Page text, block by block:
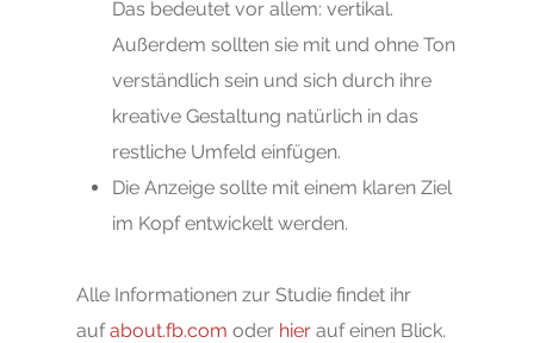
Das bedeutet vor allem: vertikal.
Außerdem sollten sie mit und ohne Ton
verständlich sein und sich durch ihre
kreative Gestaltung natürlich in das
restliche Umfeld einfügen.
Die Anzeige sollte mit einem klaren Ziel
im Kopf entwickelt werden.
Alle Informationen zur Studie findet ihr
aufabout.fb.com oder hier auf einen Blick.